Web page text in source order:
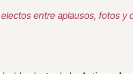
entre aplausos, fotos y